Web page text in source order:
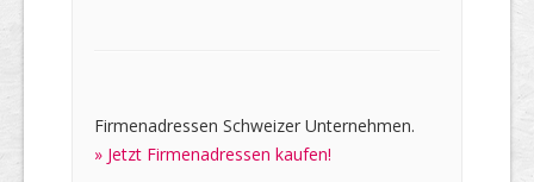
Firmenadressen Schweizer Unternehmen.
» Jetzt Firmenadressen kaufen!